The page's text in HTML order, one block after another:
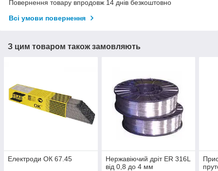
Повернення товару впродовж 14 днів безкоштовно
Всі умови повернення
З цим товаром також замовляють
Електроди ОК 67.45
Нержавіючий дріт ER 316L
від 0,8 до 4 мм